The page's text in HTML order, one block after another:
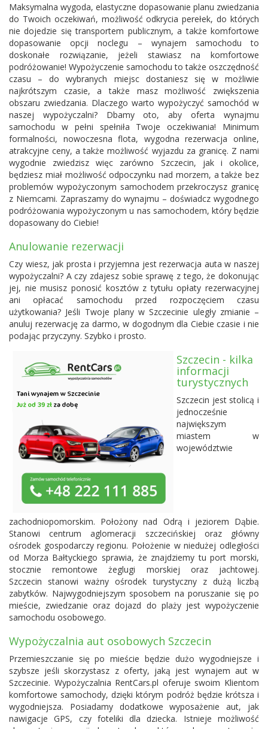
Maksymalna wygoda, elastyczne dopasowanie planu zwiedzania
do Twoich oczekiwań, możliwość odkrycia perełek, do których
nie dojedzie się transportem publicznym, a także komfortowe
dopasowanie opcji noclegu – wynajem samochodu to
doskonałe rozwiązanie, jeżeli stawiasz na komfortowe
podróżowanie! Wypożyczenie samochodu to także oszczędność
czasu – do wybranych miejsc dostaniesz się w możliwie
najkrótszym czasie, a także masz możliwość zwiększenia
obszaru zwiedzania. Dlaczego warto wypożyczyć samochód w
naszej wypożyczalni? Dbamy oto, aby oferta wynajmu
samochodu w pełni spełniła Twoje oczekiwania! Minimum
formalności, nowoczesna flota, wygodna rezerwacja online,
atrakcyjne ceny, a także możliwość wyjazdu za granicę. Z nami
wygodnie zwiedzisz więc zarówno Szczecin, jak i okolice,
będziesz miał możliwość odpoczynku nad morzem, a także bez
problemów wypożyczonym samochodem przekroczysz granicę
z Niemcami. Zapraszamy do wynajmu – doświadcz wygodnego
podróżowania wypożyczonym u nas samochodem, który będzie
dopasowany do Ciebie!
Anulowanie rezerwacji
Czy wiesz, jak prosta i przyjemna jest rezerwacja auta w naszej
wypożyczalni? A czy zdajesz sobie sprawę z tego, że dokonując
jej, nie musisz ponosić kosztów z tytułu opłaty rezerwacyjnej
ani opłacać samochodu przed rozpoczęciem czasu
użytkowania? Jeśli Twoje plany w Szczecinie uległy zmianie –
anuluj rezerwację za darmo, w dogodnym dla Ciebie czasie i nie
podając przyczyny. Szybko i prosto.
Szczecin - kilka
informacji
turystycznych
Szczecin jest stolicą i
jednocześnie
największym
miastem w
województwie
zachodniopomorskim. Położony nad Odrą i jeziorem Dąbie.
Stanowi centrum aglomeracji szczecińskiej oraz główny
ośrodek gospodarczy regionu. Położenie w niedużej odległości
od Morza Bałtyckiego sprawia, że znajdziemy tu port morski,
stocznie remontowe żeglugi morskiej oraz jachtowej.
Szczecin stanowi ważny ośrodek turystyczny z dużą liczbą
zabytków. Najwygodniejszym sposobem na poruszanie się po
mieście, zwiedzanie oraz dojazd do plaży jest wypożyczenie
samochodu osobowego.
Wypożyczalnia aut osobowych Szczecin
Przemieszczanie się po mieście będzie dużo wygodniejsze i
szybsze jeśli skorzystasz z oferty, jaką jest wynajem aut w
Szczecinie. Wypożyczalnia RentCars.pl oferuje swoim Klientom
komfortowe samochody, dzięki którym podróż będzie krótsza i
wygodniejsza. Posiadamy dodatkowe wyposażenie aut, jak
nawigacje GPS, czy foteliki dla dziecka. Istnieje możliwość